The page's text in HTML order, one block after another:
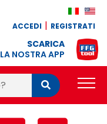
ACCEDI REGISTRATI
SCARICA
LA NOSTRA APP
Cerca